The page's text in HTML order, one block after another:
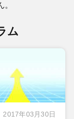
ム
2017年03月30日